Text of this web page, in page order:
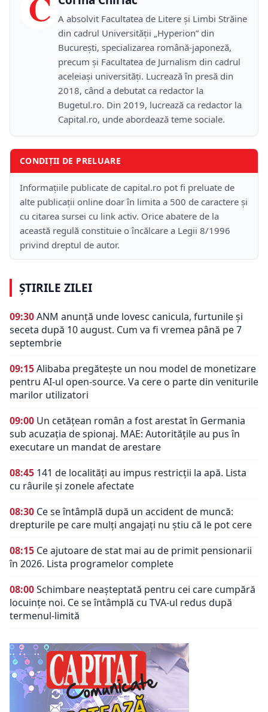
A absolvit Facultatea de Litere și Limbi Străine
din cadrul Universității „Hyperion” din
București, specializarea română-japoneză,
precum și Facultatea de Jurnalism din cadrul
aceleiași universități. Lucrează în presă din
2018, când a debutat ca redactor la
Bugetul.ro. Din 2019, lucrează ca redactor la
Capital.ro, unde abordează teme sociale.
CONDIȚII DE PRELUARE
Informațiile publicate de capital.ro pot fi preluate de
alte publicații online doar în limita a 500 de caractere și
cu citarea sursei cu link activ. Orice abatere de la
această regulă constituie o încălcare a Legii 8/1996
privind dreptul de autor.
ȘTIRILE ZILEI
09:30ANM anunță unde lovesc canicula, furtunile și
seceta după 10 august. Cum va fi vremea până pe 7
septembrie
09:15Alibaba pregătește un nou model de monetizare
pentru AI-ul open-source. Va cere o parte din veniturile
marilor utilizatori
09:00 Un cetățean român a fost arestat în Germania
sub acuzația de spionaj. MAE: Autorităţile au pus în
executare un mandat de arestare
08:45 141 de localități au impus restricții la apă. Lista
cu râurile și zonele afectate
08:30 Ce se întâmplă după un accident de muncă:
drepturile pe care mulți angajați nu știu că le pot cere
08:15 Ce ajutoare de stat mai au de primit pensionarii
în 2026. Lista programelor complete
08:00Schimbare neașteptată pentru cei care cumpără
locuințe noi. Ce se întâmplă cu TVA-ul redus după
termenul-limită